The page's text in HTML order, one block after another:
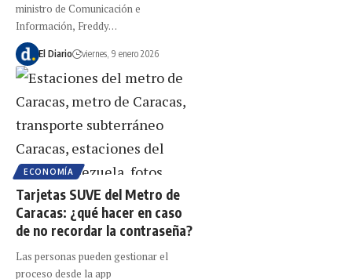
ministro de Comunicación e
Información, Freddy…
El Diario viernes, 9 enero 2026
ECONOMÍA
Tarjetas SUVE del Metro de
Caracas: ¿qué hacer en caso
de no recordar la contraseña?
Las personas pueden gestionar el
proceso desde la app